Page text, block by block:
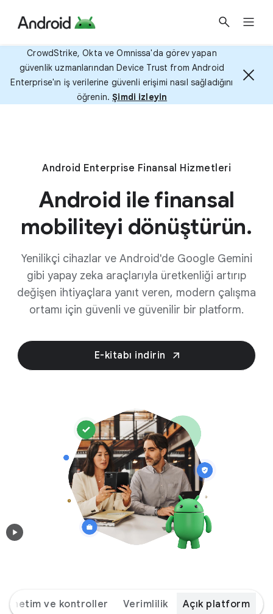
CrowdStrike, Okta ve Omnissa'da görev yapan
güvenlik uzmanlarından Device Trust from Android
Enterprise'ın iş verilerine güvenli erişimi nasıl sağladığını
öğrenin.Şimdi izleyin
Android Enterprise Finansal Hizmetleri
Android ile finansal
mobiliteyi dönüştürün.
Yenilikçi cihazlar ve Android'de Google Gemini
gibi yapay zeka araçlarıyla üretkenliği artırıp
değişen ihtiyaçlara yanıt veren, modern çalışma
ortamı için güvenli ve güvenilir bir platform.
E-kitabı indirin
Yönetim ve kontroller Verimlilik Açık platform